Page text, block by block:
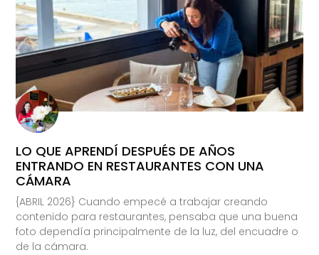
LO QUE APRENDÍ DESPUÉS DE AÑOS
ENTRANDO EN RESTAURANTES CON UNA
CÁMARA
{ABRIL 2026} Cuando empecé a trabajar creando
contenido para restaurantes, pensaba que una buena
foto dependía principalmente de la luz, del encuadre o
de la cámara.